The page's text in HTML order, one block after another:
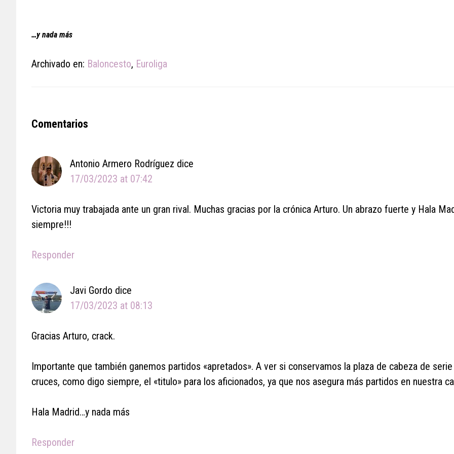
…y nada más
Archivado en: Baloncesto, Euroliga
Reader
Comentarios
Antonio Armero Rodríguez dice
17/03/2023 at 07:42
Victoria muy trabajada ante un gran rival. Muchas gracias por la crónica Arturo. Un abrazo fuerte y Hala
siempre!!!
Responder
Javi Gordo dice
17/03/2023 at 08:13
Gracias Arturo, crack.
Importante que también ganemos partidos «apretados». A ver si conservamos la plaza de cabeza de
cruces, como digo siempre, el «titulo» para los aficionados, ya que nos asegura más partidos en nuestra
Hala Madrid…y nada más
Responder